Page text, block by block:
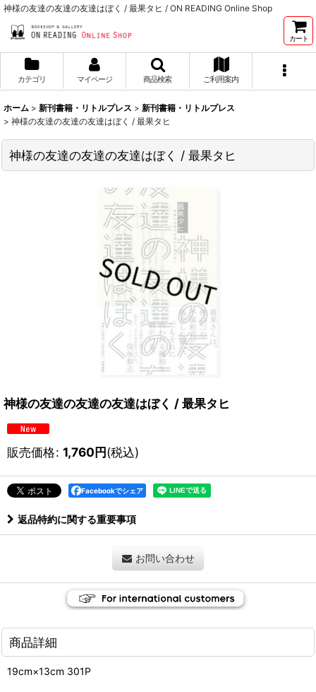
神様の友達の友達の友達はぼく / 最果タヒ / ON READING Online Shop
カート
カテゴリ マイページ 商品検索 ご利用案内
ホーム > 新刊書籍・リトルプレス > 新刊書籍・リトルプレス
> 神様の友達の友達の友達はぼく / 最果タヒ
神様の友達の友達の友達はぼく / 最果タヒ
神様の友達の友達の友達はぼく / 最果タヒ
販売価格: 1,760円(税込)
Facebookでシェア
返品特約に関する重要事項
お問い合わせ
商品詳細
19cm×13cm 301P